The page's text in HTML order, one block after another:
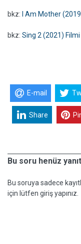
bkz: I Am Mother
bkz: Sing 2 (2021)
E-mail
Share
Bu soru henüz
Bu soruya sadece
için lütfen giriş yapınız.